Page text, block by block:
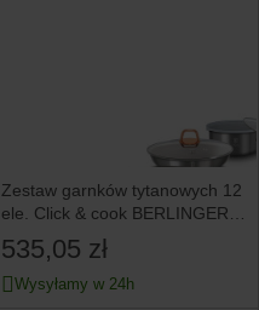
Zestaw garnków tytanowych 12
ele. Click & cook BERLINGER
HAUS Moonlight
535,05 zł
Wysyłamy w 24h